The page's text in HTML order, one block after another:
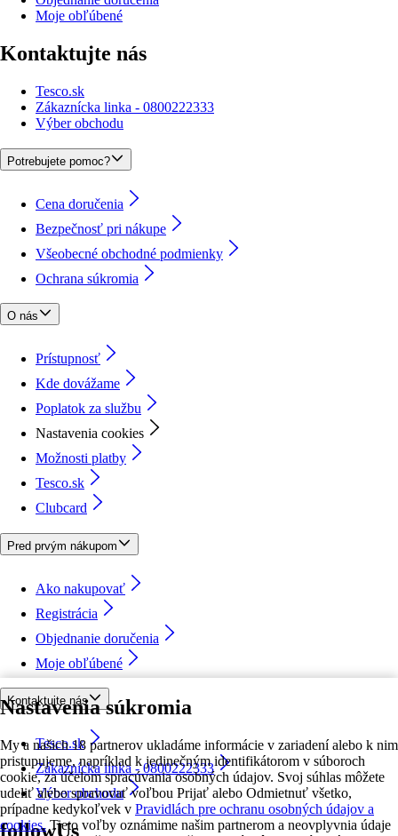
Nastavenia súkromia
My a našich 18 partnerov ukladáme informácie v zariadení alebo k nim
pristupujeme, napríklad k jedinečným identifikátorom v súboroch
cookie, za účelom spracúvania osobných údajov. Svoj súhlas môžete
udeliť alebo spravovať voľbou Prijať alebo Odmietnuť všetko,
prípadne kedykoľvek v Pravidlách pre ochranu osobných údajov a
cookies. Tieto voľby oznámime našim partnerom a neovplyvnia údaje
Moje obľúbené
Kontaktujte nás
Tesco.sk
Zákaznícka linka - 0800222333
Výber obchodu
Potrebujete pomoc?
Cena doručenia
Bezpečnosť pri nákupe
Všeobecné obchodné podmienky
Ochrana súkromia
O nás
Prístupnosť
Kde dovážame
Poplatok za službu
Nastavenia cookies
Možnosti platby
Tesco.sk
Clubcard
Pred prvým nákupom
Ako nakupovať
Registrácia
Objednanie doručenia
Moje obľúbené
Kontaktujte nás
Tesco.sk
Zákaznícka linka - 0800222333
Výber obchodu
followUs